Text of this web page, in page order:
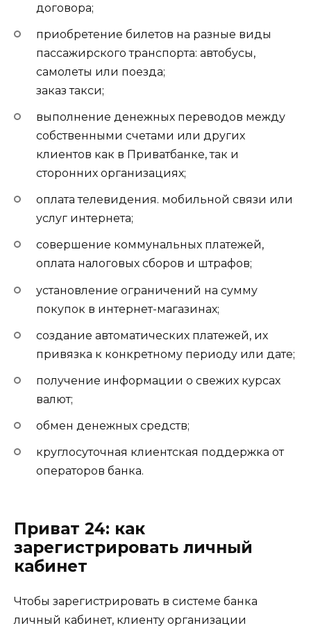
договора;
приобретение билетов на разные виды
пассажирского транспорта: автобусы,
самолеты или поезда;
заказ такси;
выполнение денежных переводов между
собственными счетами или других
клиентов как в Приватбанке, так и
сторонних организациях;
оплата телевидения. мобильной связи или
услуг интернета;
совершение коммунальных платежей,
оплата налоговых сборов и штрафов;
установление ограничений на сумму
покупок в интернет-магазинах;
создание автоматических платежей, их
привязка к конкретному периоду или дате;
получение информации о свежих курсах
валют;
обмен денежных средств;
круглосуточная клиентская поддержка от
операторов банка.
Приват 24: как
зарегистрировать личный
кабинет
Чтобы зарегистрировать в системе банка
личный кабинет, клиенту организации